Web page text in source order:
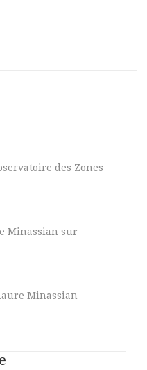
des Zones
Minassian sur
Minassian